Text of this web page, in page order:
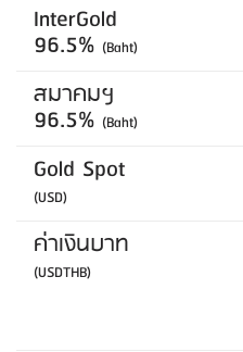
InterGold
96.5% (Baht)
สมาคมฯ
96.5% (Baht)
Gold Spot
(USD)
ค่าเงินบาท
(USDTHB)